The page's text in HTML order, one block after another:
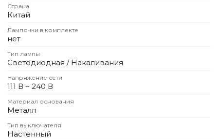
Подбор, производство и комплектация по вашему
Декор
По типу
Для кухни
Предметы интерьера
Зеркала
Вентиляторы
Ковры
Зеленые стены
Дизайнерские кальяны
Подбор, производство и комплектация по вашему
Страна
Китай
Лампочки в комплекте
нет
Тип лампы
Светодиодная / Накаливания
Напряжение сети
111 В ~ 240 В
Материал основания
Металл
Тип выключателя
Настенный